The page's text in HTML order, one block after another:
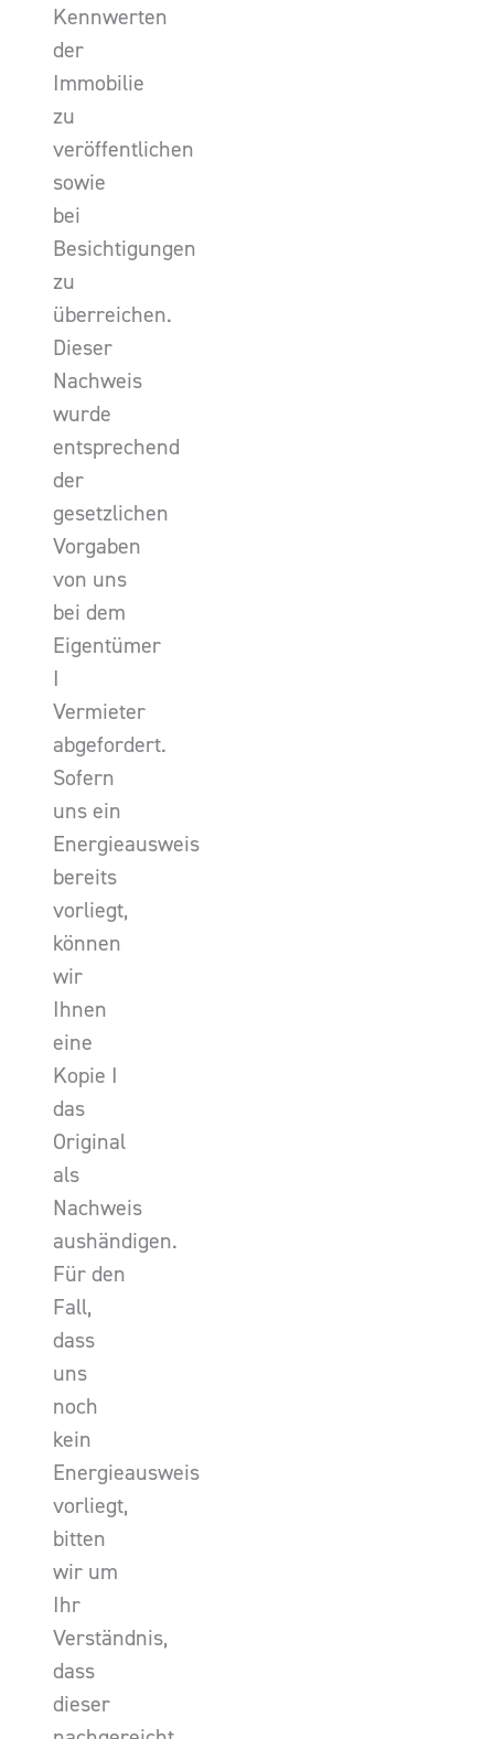
Kennwerten
der
Immobilie
zu
veröffentlichen
sowie
bei
Besichtigungen
zu
überreichen.
Dieser
Nachweis
wurde
entsprechend
der
gesetzlichen
Vorgaben
von uns
bei dem
Eigentümer
I
Vermieter
abgefordert.
Sofern
uns ein
Energieausweis
bereits
vorliegt,
können
wir
Ihnen
eine
Kopie I
das
Original
als
Nachweis
aushändigen.
Für den
Fall,
dass
uns
noch
kein
Energieausweis
vorliegt,
bitten
wir um
Ihr
Verständnis,
dass
dieser